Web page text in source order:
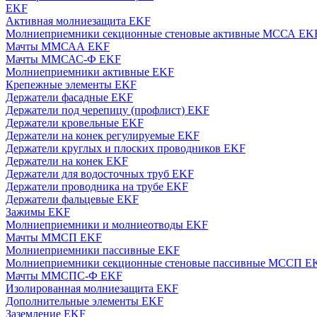
EKF
Активная молниезащита EKF
Молниеприемники секционные стеновые активные МССА
Мачты ММСАА EKF
Мачты ММСАС-Ф EKF
Молниеприемники активные EKF
Крепежные элементы EKF
Держатели фасадные EKF
Держатели под черепицу (профлист) EKF
Держатели кровельные EKF
Держатели на конек регулируемые EKF
Держатели круглых и плоских проводников EKF
Держатели на конек EKF
Держатели для водосточных труб EKF
Держатели проводника на трубе EKF
Держатели фальцевые EKF
Зажимы EKF
Молниеприемники и молниеотводы EKF
Мачты ММСП EKF
Молниеприемники пассивные EKF
Молниеприемники секционные стеновые пассивные МССП
Мачты ММСПС-Ф EKF
Изолированная молниезащита EKF
Дополнительные элементы EKF
Заземление EKF